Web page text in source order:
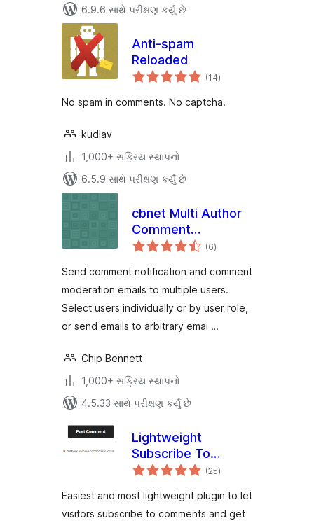
6.9.6 સાથે પરીક્ષણ કર્યું છે
Anti-spam
Reloaded
(14કુલ
રેટિંગ્સ
)
No spam in comments. No captcha.
kudlav
1,000+ સક્રિય સ્થાપનો
6.5.9 સાથે પરીક્ષણ કર્યું છે
cbnet Multi Author
Comment
Notification (6કુલ
રેટિંગ્સ
)
Send comment notification and comment
moderation emails to multiple users.
Select users individually or by user role,
or send emails to arbitrary emai …
Chip Bennett
1,000+ સક્રિય સ્થાપનો
4.5.33 સાથે પરીક્ષણ કર્યું છે
Lightweight
Subscribe To
Comments
(25કુલ
રેટિંગ્સ
)
Easiest and most lightweight plugin to let
visitors subscribe to comments and get